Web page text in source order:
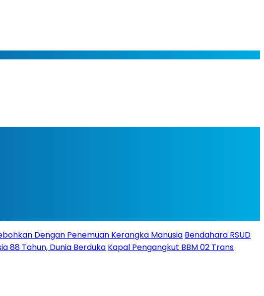
Dengan Penemuan Kerangka Manusia Bendahara RSUD
88 Tahun, Dunia Berduka Kapal Pengangkut BBM 02 Trans